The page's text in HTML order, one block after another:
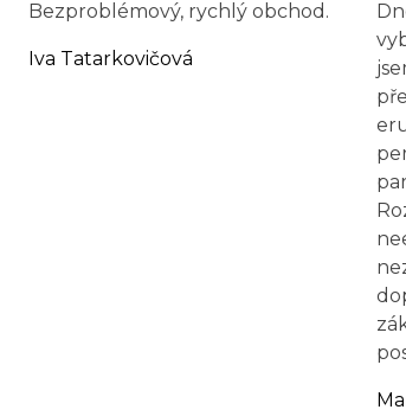
Bezproblémový, rychlý obchod.
Iva Tatarkovičová